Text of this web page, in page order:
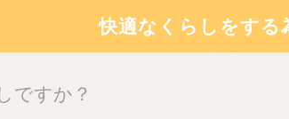
快適なくらしをする